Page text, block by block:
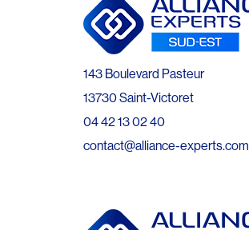
143 Boulevard Pasteur
13730 Saint-Victoret
04 42 13 02 40
contact@alliance-experts.com